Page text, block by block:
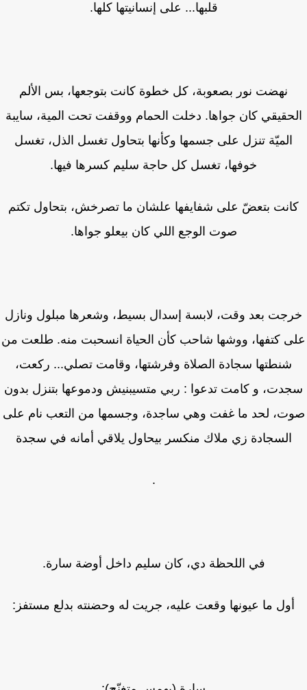
قلبها... على إنسانيتها كلها.
نهضت نور بصعوبة، كل خطوة كانت بتوجعها، بس الألم
كان جواها. دخلت الحمام ووقفت تحت المية، سايبة
الميّة تنزل على جسمها وكأنها بتحاول تغسل الذل، تغسل
خوفها، تغسل كل حاجة سليم كسرها فيها.
بتعضّ على شفايفها علشان ما تصرخش، بتحاول تكتم
صوت الوجع اللي كان بيعلو جواها.
بعد وقت، لابسة إسدال بسيط، وشعرها مبلول ونازل
كتفها، ووشها شاحب كأن الحياة انسحبت منه. طلعت من
شنطتها سجادة الصلاة وفرشتها، وقامت تصلي... ركعت،
و كامت تدعوا : ربي متسيبنيش ودموعها بتنزل بدون
لحد ما غفت وهي ساجدة، وجسمها من التعب نام على
السجادة زي ملاك منكسر بيحاول يلاقي أمانه في سجدة
في اللحظة دي، كان سليم داخل أوضة سارة.
أول ما عيونها وقعت عليه، جريت له وحضنته بدلع مستفز: